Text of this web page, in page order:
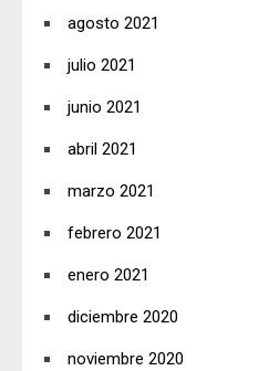
agosto 2021
julio 2021
junio 2021
abril 2021
marzo 2021
febrero 2021
enero 2021
diciembre 2020
noviembre 2020